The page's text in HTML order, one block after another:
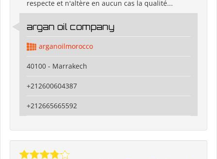
respecte et n'altère en aucun cas la qualité...
argan oil company
arganoilmorocco
40100 - Marrakech
+212600604387
+212665665592